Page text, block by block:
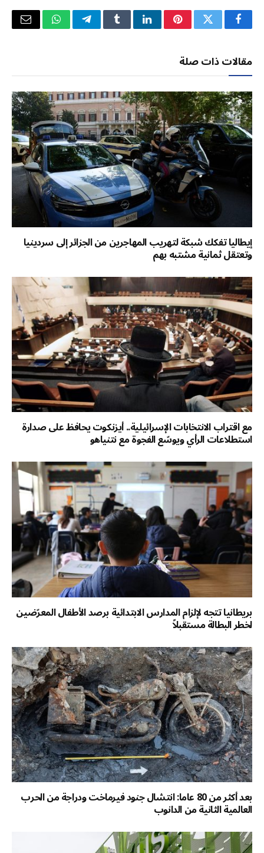
فيسبوكتويتر بينتيريستلينكدإنTumblrتيلقرامواتسابالبريد
مقالات ذات صلة
إيطاليا تفكك شبكة لتهريب المهاجرين من الجزائر إلى سردينيا
وتعتقل ثمانية مشتبه بهم
مع اقتراب الانتخابات الإسرائيلية.. أيزنكوت يحافظ على صدارة
استطلاعات الرأي ويوسّع الفجوة مع نتنياهو
بريطانيا تتجه لإلزام المدارس الابتدائية برصد الأطفال المعرّضين
لخطر البطالة مستقبلاً
بعد أكثر من 80 عاما: انتشال جنود فيرماخت ودراجة من الحرب
العالمية الثانية من الدانوب